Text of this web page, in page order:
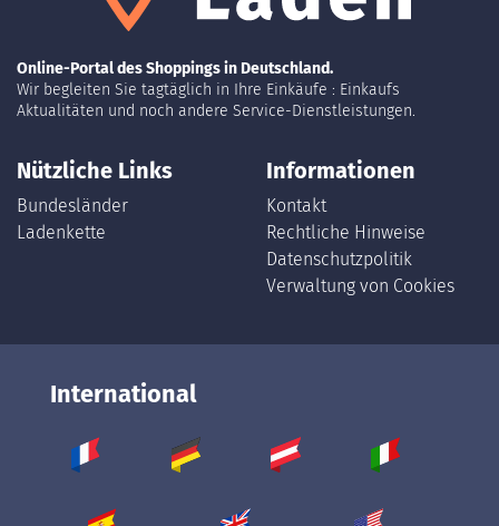
Online-Portal des Shoppings in Deutschland.
Wir begleiten Sie tagtäglich in Ihre Einkäufe : Einkaufs
Aktualitäten und noch andere Service-Dienstleistungen.
Nützliche Links
Bundesländer
Ladenkette
Informationen
Kontakt
Rechtliche Hinweise
Datenschutzpolitik
Verwaltung von Cookies
International